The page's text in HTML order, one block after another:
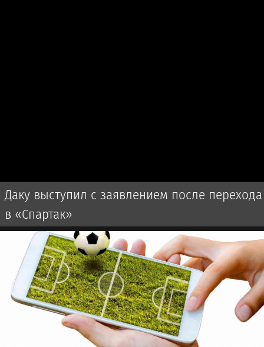
Даку выступил с заявлением после перехода
в «Спартак»